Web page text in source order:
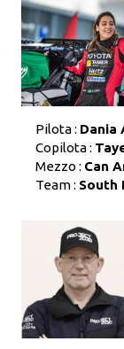
Pilota : Dania
Copilota :
Mezzo : Can
Team : South